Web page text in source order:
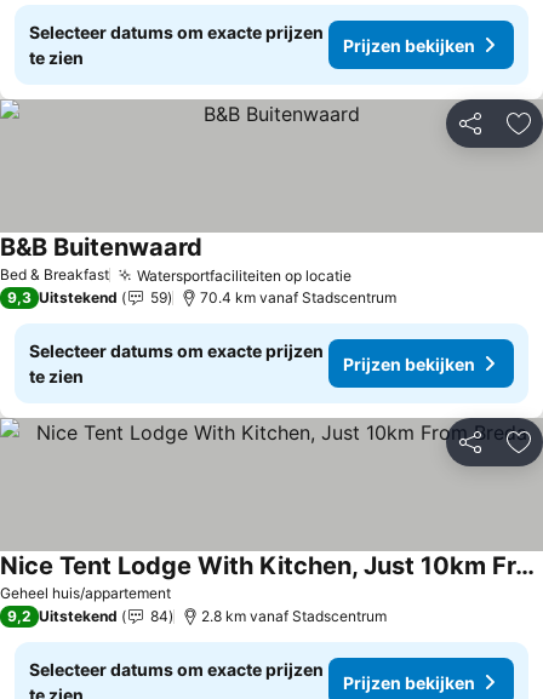
Selecteer datums om exacte prijzen
te zien
Prijzen bekijken
Delen
Bed & Breakfast Watersportfaciliteiten op locatie
B&B Buitenwaard
9,3 Uitstekend 59 70.4 km vanaf Stadscentrum
Selecteer datums om exacte prijzen
te zien
Prijzen bekijken
Delen
Geheel huis/appartement
Nice Tent Lodge With Kitchen, Just 10km From Breda
9,2 Uitstekend 84 2.8 km vanaf Stadscentrum
Selecteer datums om exacte prijzen
te zien
Prijzen bekijken